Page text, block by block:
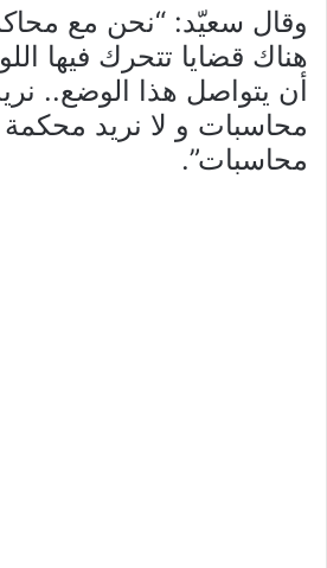
وقال سعيّد: “نحن مع
هناك قضايا تتحرك فيها
أن يتواصل هذا الوضع..
محاسبات و لا نريد
محاسبات”.